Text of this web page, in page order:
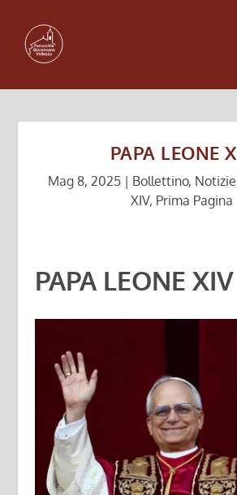
PAPA LEONE
Mag 8, 2025| Bollettino, Notizie
XIV, Prima Pagina
PAPA LEONE XIV